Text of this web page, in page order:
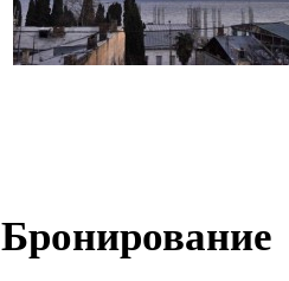
Бронирование